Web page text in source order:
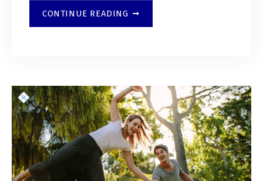
CONTINUE READING